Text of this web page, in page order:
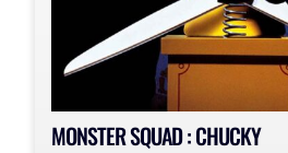
MONSTER SQUAD : CHUCKY